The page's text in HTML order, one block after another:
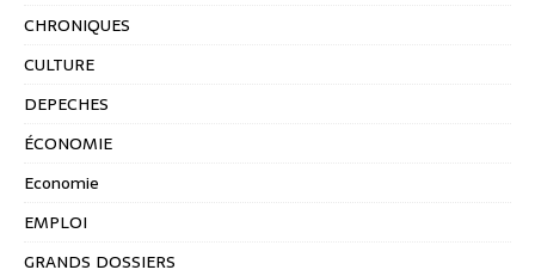
CHRONIQUES
CULTURE
DEPECHES
ÉCONOMIE
Economie
EMPLOI
GRANDS DOSSIERS